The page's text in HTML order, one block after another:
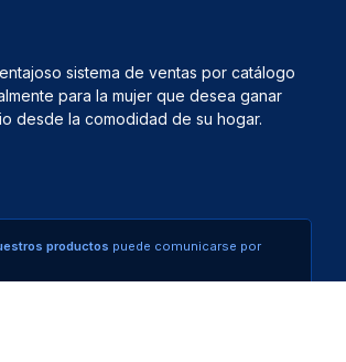
sistema de ventas por catálogo
para la mujer que desea ganar
desde la comodidad de su hogar.
productos puede comunicarse por